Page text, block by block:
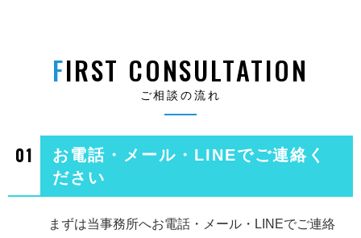
FIRST CONSULTATION
ご相談の流れ
01
お電話・メール・LINEでご連絡く
ださい
まずは当事務所へお電話・メール・LINEでご連絡